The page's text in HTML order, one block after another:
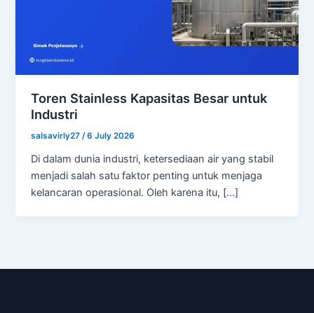
Toren Stainless Kapasitas Besar untuk
Industri
salsavirly27/6 July 2026
Di dalam dunia industri, ketersediaan air yang stabil
menjadi salah satu faktor penting untuk menjaga
kelancaran operasional. Oleh karena itu, […]